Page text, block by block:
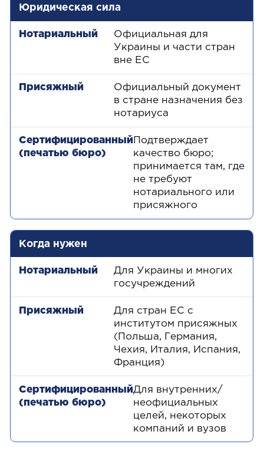
Юридическая сила
Официальная для
Украины и части стран
вне ЕС
Официальный документ
в стране назначения без
нотариуса
Подтверждает
качество бюро;
принимается там, где
не требуют
нотариального или
присяжного
Когда нужен
Для Украины и многих
госучреждений
Для стран ЕС с
институтом присяжных
(Польша, Германия,
Чехия, Италия, Испания,
Франция)
Для внутренних/
неофициальных
целей, некоторых
компаний и вузов